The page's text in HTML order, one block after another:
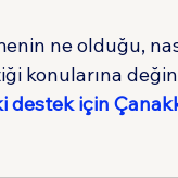
ne olduğu,
konularına
destek için